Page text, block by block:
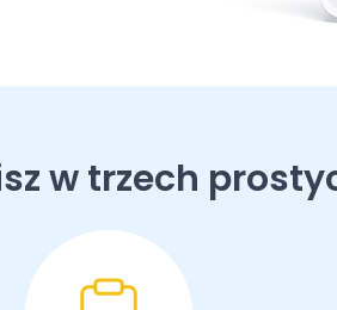
w trzech